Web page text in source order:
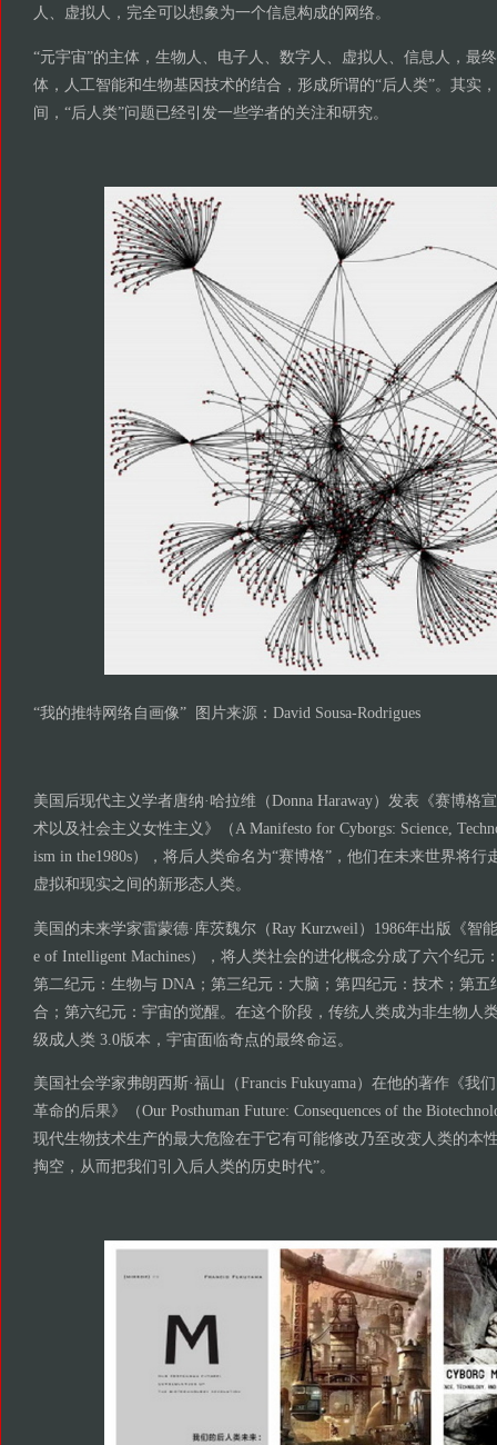
人、虚拟人，完全可以想象为一个信息构成的网络。
“元宇宙”的主体，生物人、电子人、数字人、虚拟人、信息人，最
体，人工智能和生物基因技术的结合，形成所谓的“后人类”。其实
间，“后人类”问题已经引发一些学者的关注和研究。
“我的推特网络自画像” 图片来源：David Sousa-Rodrigues
美国后现代主义学者唐纳·哈拉维（Donna Haraway）发表《赛博格
术以及社会主义女性主义》（A Manifesto for Cyborgs: Science,
ism in the1980s），将后人类命名为“赛博格”，他们在未来世界将
虚拟和现实之间的新形态人类。
美国的未来学家雷蒙德·库茨魏尔（Ray Kurzweil）1986年出版《智
e of Intelligent Machines），将人类社会的进化概念分成了六个纪元
第二纪元：生物与 DNA；第三纪元：大脑；第四纪元：技术；第五
合；第六纪元：宇宙的觉醒。在这个阶段，传统人类成为非生物人
级成人类 3.0版本，宇宙面临奇点的最终命运。
美国社会学家弗朗西斯·福山（Francis Fukuyama）在他的著作《我
革命的后果》（Our Posthuman Future: Consequences of the
现代生物技术生产的最大危险在于它有可能修改乃至改变人类的本
掏空，从而把我们引入后人类的历史时代”。